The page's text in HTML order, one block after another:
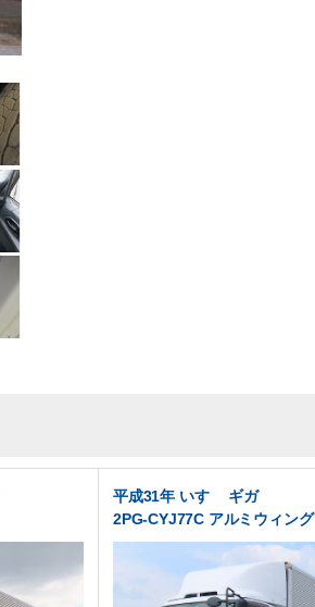
平成31年 いすゞ ギガ
2PG-CYJ77C アルミウィング